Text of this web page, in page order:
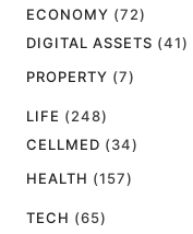
ECONOMY (72)
DIGITAL ASSETS (41)
PROPERTY (7)
LIFE (248)
CELLMED (34)
HEALTH (157)
TECH (65)